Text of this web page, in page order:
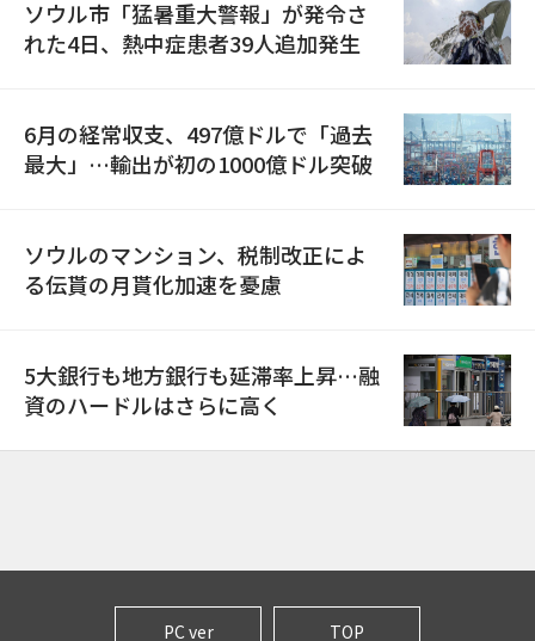
ソウル市「猛暑重大警報」が発令さ
れた4日、熱中症患者39人追加発生
6月の経常収支、497億ドルで「過去
最大」…輸出が初の1000億ドル突破
ソウルのマンション、税制改正によ
る伝貰の月貰化加速を憂慮
5大銀行も地方銀行も延滞率上昇…融
資のハードルはさらに高く
PC ver TOP